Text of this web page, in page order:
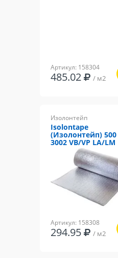
Артикул: 158304
485.02 / м2
Изолонтейп
Isolontape
(Изолонтейп) 500
3002 VB/VP LA/LM
Артикул: 158308
294.95 / м2